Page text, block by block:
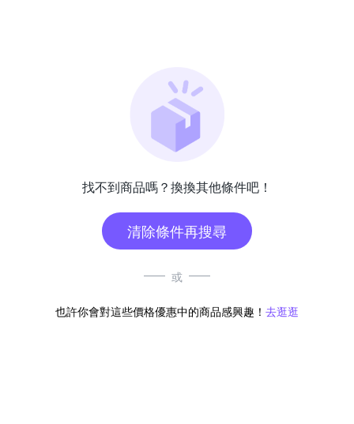
找不到商品嗎？換換其他條件吧！
清除條件再搜尋
或
也許你會對這些價格優惠中的商品感興趣！ 去逛逛